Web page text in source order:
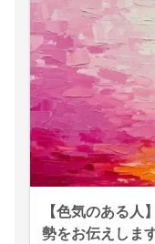
【色気のある人
勢をお伝えしま